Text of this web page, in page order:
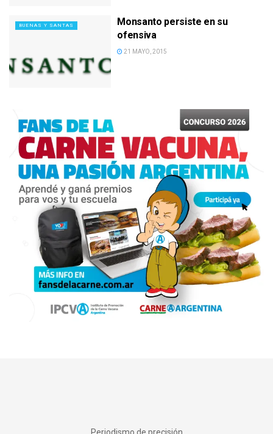
BUENAS Y SANTAS
Monsanto persiste en su
ofensiva
21 MAYO, 2015
Periodismo de precisión